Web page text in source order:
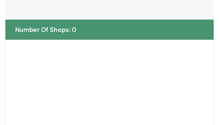
Number Of Shops:0